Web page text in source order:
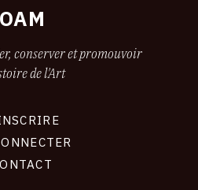
OAM
conserver et promouvoir
de l'Art